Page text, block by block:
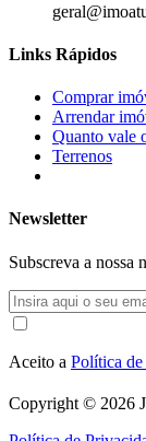
Links Rápidos
Comprar
Arrendar
Quanto vale
Terrenos
Newsletter
Subscreva a nossa
Aceito a Política
Copyright © 2026